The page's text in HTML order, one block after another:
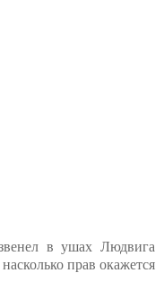
в ушах Людвига
прав окажется